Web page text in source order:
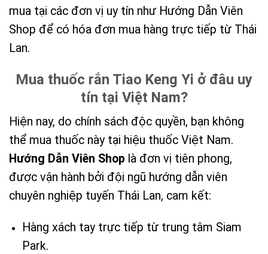
mua tại các đơn vị uy tín như Hướng Dẫn Viên
Shop để có hóa đơn mua hàng trực tiếp từ Thái
Lan.
Mua thuốc rắn Tiao Keng Yi ở đâu uy
tín tại Việt Nam?
Hiện nay, do chính sách độc quyền, bạn không
thể mua thuốc này tại hiệu thuốc Việt Nam.
Hướng Dẫn Viên Shop là đơn vị tiên phong,
được vận hành bởi đội ngũ hướng dẫn viên
chuyên nghiệp tuyến Thái Lan, cam kết:
Hàng xách tay trực tiếp từ trung tâm Siam
Park.